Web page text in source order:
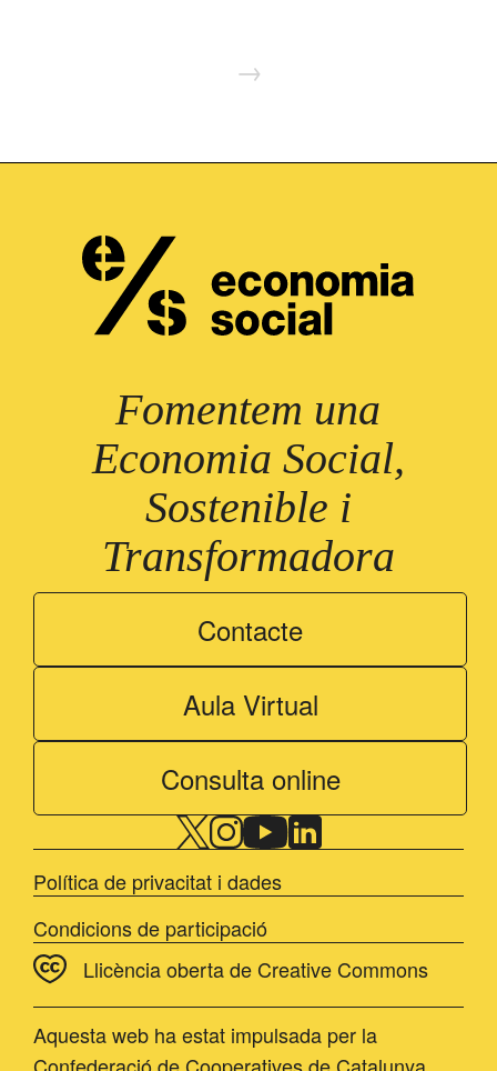
→
Fomentem una
Economia Social,
Sostenible i
Transformadora
Contacte
Aula Virtual
Consulta online
Política de privacitat i dades
Condicions de participació
Llicència oberta de Creative Commons
Aquesta web ha estat impulsada per la
Confederació de Cooperatives de Catalunya